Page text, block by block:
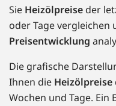
Sie Heizölpreise der
oder Tage vergleichen
Preisentwicklung
Die grafische
Ihnen die Heizölpreise
Wochen und Tage. Ein